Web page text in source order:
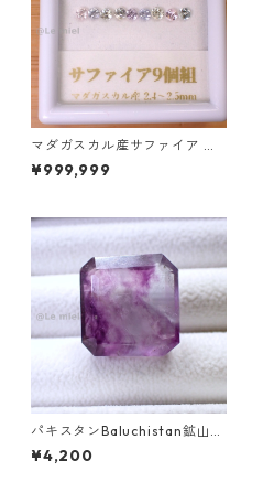
マダガスカル産サファイア ル
ース 9個組 2.4～2.5mm
¥999,999
パキスタンBaluchistan鉱山産
フローライト スクエアカット
ルース 34.4ct 20 x 19.6 x 11
¥4,200